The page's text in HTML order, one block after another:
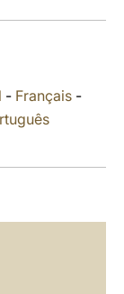
- Français-